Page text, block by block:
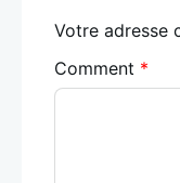
Votre adresse
Comment *